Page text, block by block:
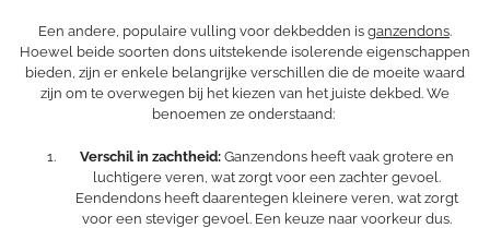
Een andere, populaire vulling voor dekbedden is ganzendons.
Hoewel beide soorten dons uitstekende isolerende eigenschappen
bieden, zijn er enkele belangrijke verschillen die de moeite waard
zijn om te overwegen bij het kiezen van het juiste dekbed. We
benoemen ze onderstaand:
Verschil in zachtheid:Ganzendons heeft vaak grotere en
luchtigere veren, wat zorgt voor een zachter gevoel.
Eendendons heeft daarentegen kleinere veren, wat zorgt
voor een steviger gevoel. Een keuze naar voorkeur dus.